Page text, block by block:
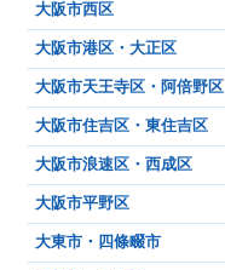
大阪市西区
大阪市港区・大正区
大阪市天王寺区・阿倍野区
大阪市住吉区・東住吉区
大阪市浪速区・西成区
大阪市平野区
大東市・四條畷市